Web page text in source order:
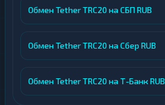
Обмен Tether TRC20 на СБП RUB
Обмен Tether TRC20 на Сбер RUB
Обмен Tether TRC20 на Т-Банк RUB